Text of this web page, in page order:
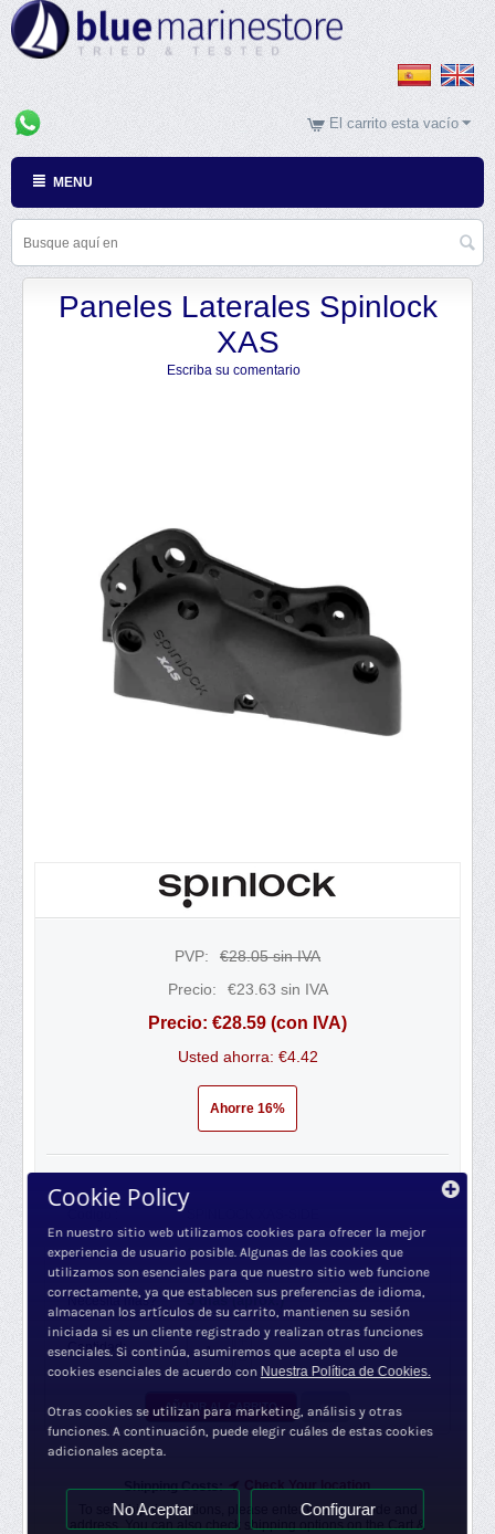
El carrito esta vacío
MENU
Paneles Laterales Spinlock
XAS
Escriba su comentario
PVP: €28.05sin IVA
Precio:
€23.63 sin IVA
Precio: €28.59 (con IVA)
Usted ahorra: €4.42
Ahorre 16%
Stock: 3 en stock
Necesita más? 3 días (aprox.)
Cantidad:
+
−
AÑADIR AL CARRITO
Shipping Costs:
Check Your location
To see shipping options, please enter your postcode and
address. You can also check shipping options on the Cart &
Cookie Policy
En nuestro sitio web utilizamos cookies para ofrecer la mejor
experiencia de usuario posible. Algunas de las cookies que
utilizamos son esenciales para que nuestro sitio web funcione
correctamente, ya que establecen sus preferencias de idioma,
almacenan los artículos de su carrito, mantienen su sesión
iniciada si es un cliente registrado y realizan otras funciones
esenciales. Si continúa, asumiremos que acepta el uso de
cookies esenciales de acuerdo con Nuestra Política de Cookies.
Otras cookies se utilizan para marketing, análisis y otras
funciones. A continuación, puede elegir cuáles de estas cookies
adicionales acepta.
No Aceptar Configurar